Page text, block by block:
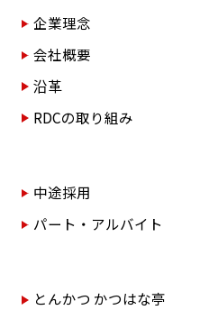
企業理念
会社概要
沿革
RDCの取り組み
中途採用
パート・アルバイト
とんかつ かつはな亭